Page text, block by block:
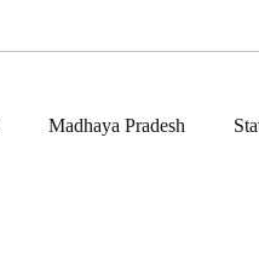
Madhaya Pradesh